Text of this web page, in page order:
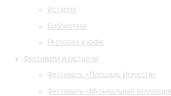
История
Библиотека
Ресторан и кафе
Фестивали и гастроли
Фестиваль «Площадь Искусств»
Фестиваль «Музыкальная